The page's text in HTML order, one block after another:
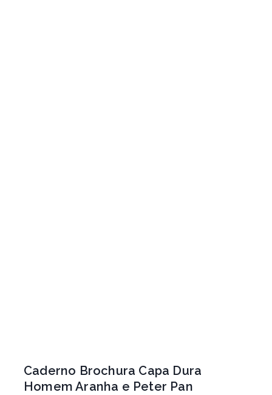
Caderno Brochura Capa Dura
Homem Aranha e Peter Pan